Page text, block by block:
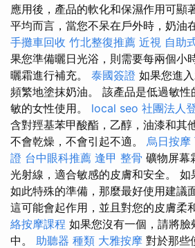
應用後，產品的軟化和保濕作用可顯
平均而言，當您不呆在戶外時，奶油
手攤車回收 竹北整復推薦 近視 自助
果您準備曬日光浴，則需要每兩個小
曬霜進行補充。 泰國簽證 如果您進
頻繁地塗抹奶油。 該產品是低過敏性
敏的女性使用。 local seo 社團法人
含對羥基苯甲酸酯，乙醇，油漆和其
不會乾燥，不會引起不適。 烏日按摩
證 台中眼科推薦 逢甲 整骨 礦物屏幕
光射線，適合敏感的皮膚和安全。 如
如此特殊的準備，那麼最好使用建議
這可能會起作用，並且對您的皮膚柔
絡按摩課程 如果您沒有一個，請將臉
中。 助聽器 種類 大雅按摩 對於那些